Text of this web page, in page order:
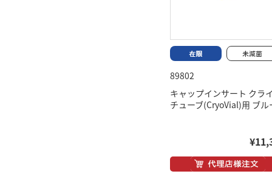
89802
キャップインサート クラ
チューブ(CryoVial)用 ブル